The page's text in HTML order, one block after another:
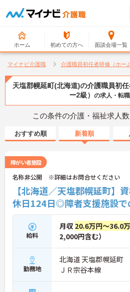
ホーム 初めての方へ 面談会場一覧
マイナビ介護職 介護職員初任者研修（ホー
天塩郡幌延町(北海道)の介護職員初
ー2級） の求人・転
この条件の介護・福祉求人数
おすすめ順 新着順
障がい者施設
名称非公開 ※詳細はお問合せください
【北海道／天塩郡幌延町】
休日124日◎障者支援施設で
給料
月収 20.6万円～36.0
2,000円含む）
勤務地
北海道 天塩郡幌延町
ＪＲ宗谷本線